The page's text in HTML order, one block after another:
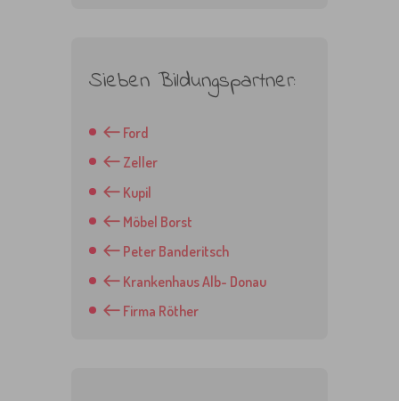
Sieben Bildungspartner:
Ford
Zeller
Kupil
Möbel Borst
Peter Banderitsch
Krankenhaus Alb- Donau
Firma Röther